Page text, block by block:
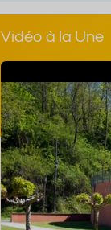
Vidéo à la Une